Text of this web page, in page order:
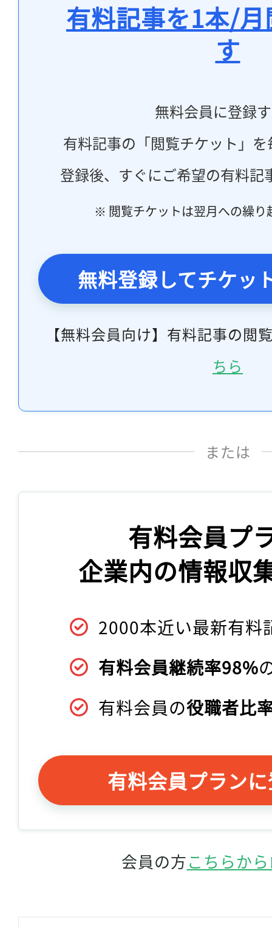
有料記事を1本/
す
無料会員に登録
有料記事の「閲覧チケット」
登録後、すぐにご希望の有料記
※ 閲覧チケットは翌月への繰り
無料登録してチケッ
【無料会員向け】有料記事の閲
ちら
または
有料会員プ
企業内の情報収
2000本近い最新有料
有料会員継続率98%
有料会員の役職者比
有料会員プラン
会員の方こちらか